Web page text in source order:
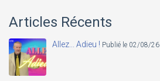
Articles Récents
Allez... Adieu ! Publié le 02/08/26